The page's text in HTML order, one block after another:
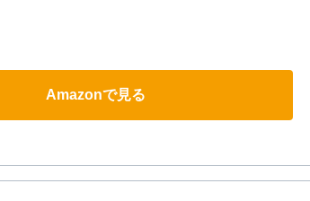
Amazonで見る